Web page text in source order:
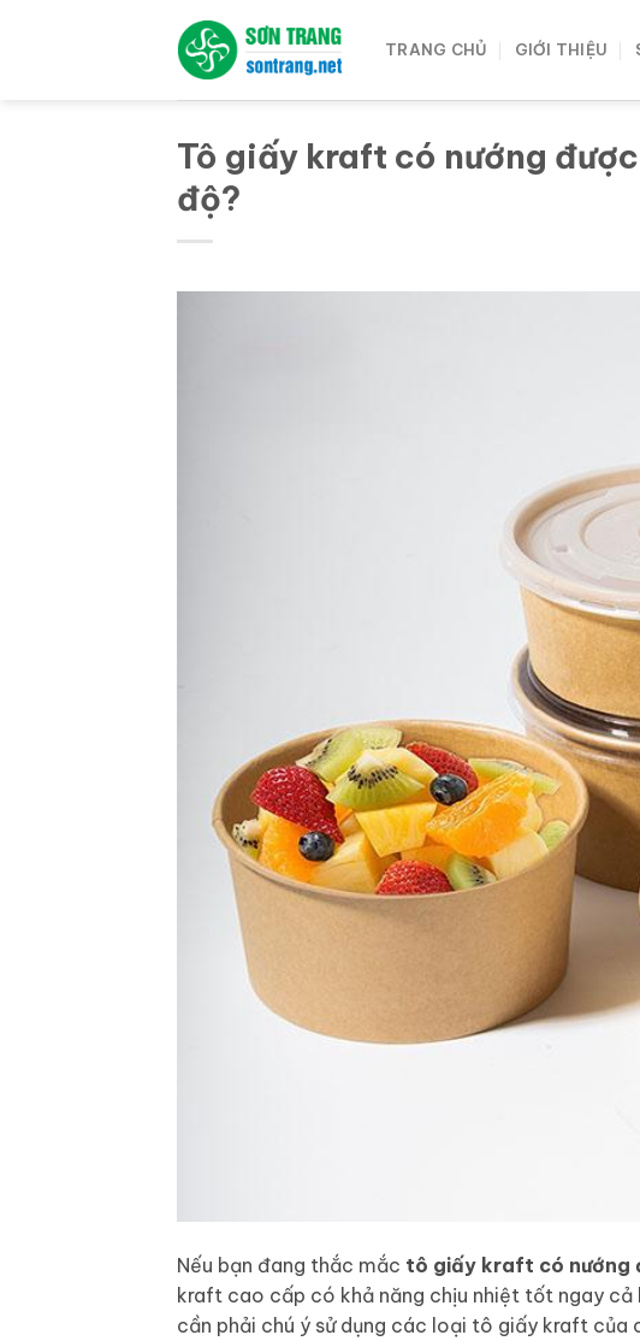
TRANG CHỦ GIỚI THIỆU
Tô giấy kraft có nướng
độ?
Nếu bạn đang thắc mắc tô giấy kraft có nướng
kraft cao cấp có khả năng chịu nhiệt tốt ngay cả
cần phải chú ý sử dụng các loại tô giấy kraft